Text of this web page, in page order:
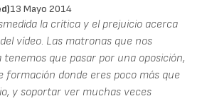
13 Mayo 2014
la crítica y el prejuicio acerca
vídeo. Las matronas que nos
que pasar por una oposición,
formación donde eres poco más que
y soportar ver muchas veces